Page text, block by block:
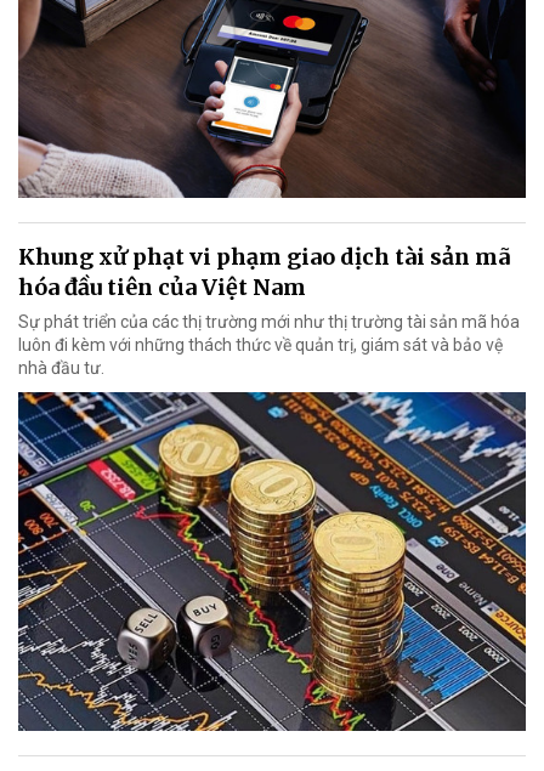
Khung xử phạt vi phạm giao dịch tài sản mã
hóa đầu tiên của Việt Nam
Sự phát triển của các thị trường mới như thị trường tài sản mã hóa
luôn đi kèm với những thách thức về quản trị, giám sát và bảo vệ
nhà đầu tư.